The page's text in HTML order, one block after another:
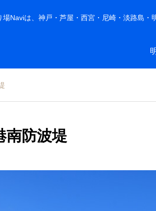
場Naviは、神戸・芦屋・西宮・尼崎・淡路島・
南防波堤